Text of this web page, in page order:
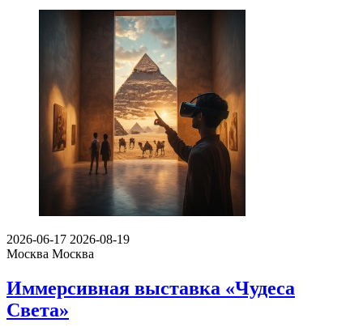
2026-06-17 2026-08-19
Москва Москва
Иммерсивная выставка «Чудеса
Света»